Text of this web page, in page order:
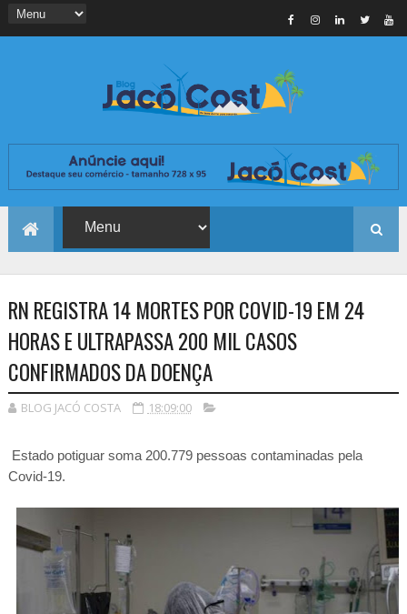
RN REGISTRA 14 MORTES POR COVID-19 EM 24
HORAS E ULTRAPASSA 200 MIL CASOS
CONFIRMADOS DA DOENÇA
BLOG JACÓ COSTA 18:09:00
Estado potiguar soma 200.779 pessoas contaminadas pela
Covid-19.